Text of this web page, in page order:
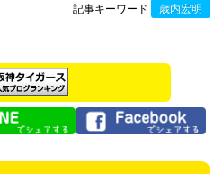
記事キーワード 歳内宏明